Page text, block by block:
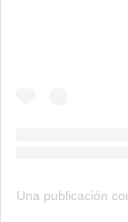
Una publicación